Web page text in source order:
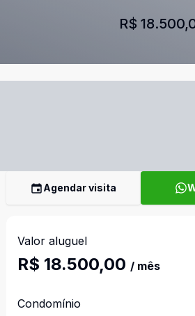
R$
Agendar visita
Valor aluguel
R$ 18.500,00 / mês
Condomínio